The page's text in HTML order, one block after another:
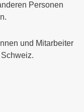
Personen
und Mitarbeiter